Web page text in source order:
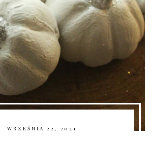
WRZEŚNIA 22, 2021